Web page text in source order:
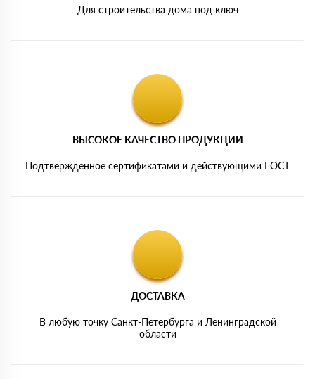
Для строительства дома под ключ
ВЫСОКОЕ КАЧЕСТВО ПРОДУКЦИИ
Подтвержденное сертификатами и действующими ГОСТ
ДОСТАВКА
В любую точку Санкт-Петербурга и Ленинградской
области